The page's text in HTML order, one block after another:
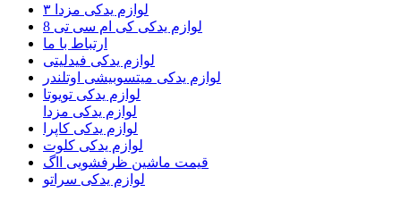
لوازم یدکی مزدا ۳
لوازم یدکی کی ام سی تی 8
ارتباط با ما
لوازم یدکی فیدلیتی
لوازم یدکی میتسوبیشی اوتلندر
لوازم یدکی تویوتا
لوازم یدکی مزدا
لوازم یدکی کاپرا
لوازم یدکی کلوت
قیمت ماشین ظرفشویی ااگ
لوازم یدکی سراتو